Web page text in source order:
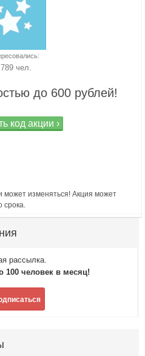
чел.
до 600 рублей!
код акции ›
может изменяться! Акция может
срока.
рассылка.
100 человек в месяц!